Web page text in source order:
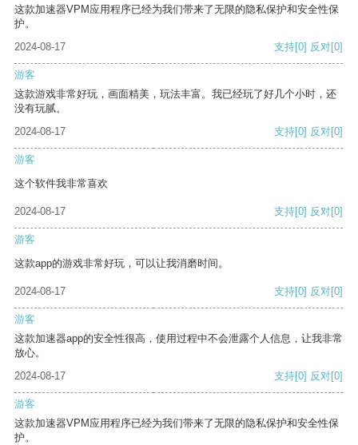
这款加速器VPM应用程序已经为我们带来了无限的隐私保护和安全性保
护。
2024-08-17
支持[0] 反对[0]
游客
这款游戏非常好玩，画面精美，玩法丰富。我已经玩了好几个小时，还
没有玩腻。
2024-08-17
支持[0] 反对[0]
游客
这个软件我非常喜欢
2024-08-17 支持[0] 反对[0]
游客
这款app的游戏非常好玩，可以让我消磨时间。
2024-08-17 支持[0] 反对[0]
游客
这款加速器app的安全性很高，使用过程中不会泄露个人信息，让我非常
放心。
2024-08-17
支持[0] 反对[0]
游客
这款加速器VPM应用程序已经为我们带来了无限的隐私保护和安全性保
护。